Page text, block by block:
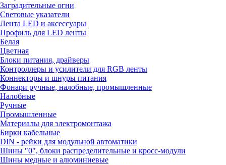
Заградительные огни
Световые указатели
Лента LED и аксессуары
Профиль для LED ленты
Белая
Цветная
Блоки питания, драйверы
Контроллеры и усилители для RGB ленты
Коннекторы и шнуры питания
Фонари ручные, налобные, промышленные
Налобные
Ручные
Промышленные
Материалы для электромонтажа
Бирки кабельные
DIN - рейки для модульной автоматики
Шины "0", блоки распределительные и кросс-модули
Шины медные и алюминиевые